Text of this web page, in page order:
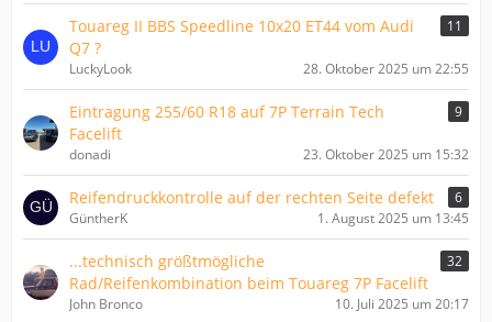
Touareg II BBS Speedline 10x20 ET44 vom Audi
Q7 ?
11
LuckyLook 28. Oktober 2025 um 22:55
Eintragung 255/60 R18 auf 7P Terrain Tech
Facelift
9
donadi 23. Oktober 2025 um 15:32
Reifendruckkontrolle auf der rechten Seite defekt
6
GüntherK
1. August 2025 um 13:45
...technisch größtmögliche
Rad/Reifenkombination beim Touareg 7P Facelift
32
John Bronco 10. Juli 2025 um 20:17